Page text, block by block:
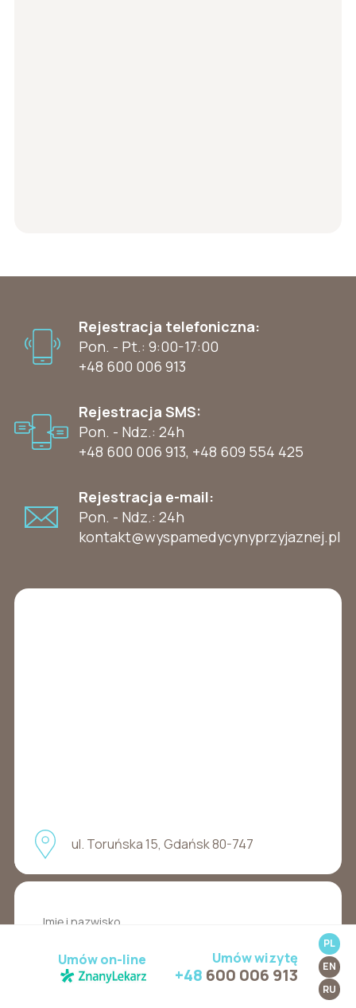
Umów on-line Umów wizytę
+48 600 006 913
PL
EN
RU
Rejestracja telefoniczna:
Pon. - Pt.: 9:00-17:00
+48 600 006 913
Rejestracja SMS:
Pon. - Ndz.: 24h
+48 600 006 913, +48 609 554 425
Rejestracja e-mail:
Pon. - Ndz.: 24h
kontakt@wyspamedycynyprzyjaznej.pl
ul. Toruńska 15, Gdańsk 80-747